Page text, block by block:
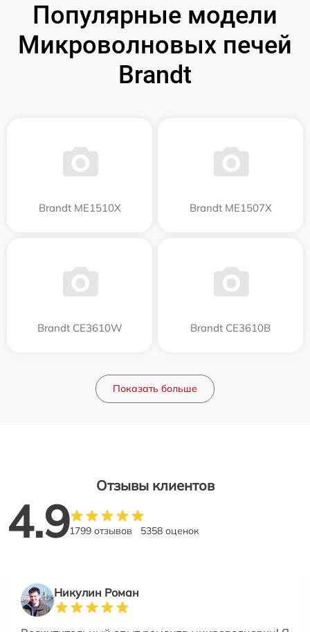
Популярные модели
Микроволновых печей
Brandt
Brandt ME1510X Brandt ME1507X
Brandt CE3610W Brandt CE3610B
Показать больше
Отзывы клиентов
4.91799 отзывов 5358 оценок
Никулин Роман